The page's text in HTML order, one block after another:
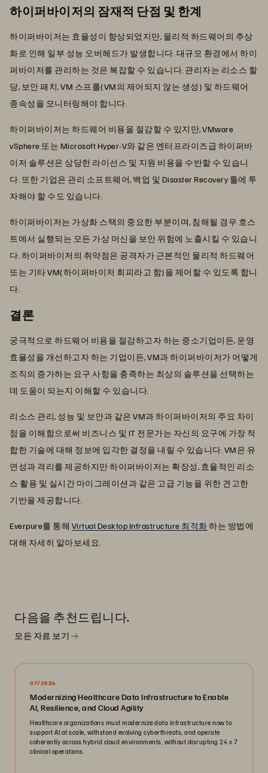
하이퍼바이저의 잠재적 단점 및 한계
하이퍼바이저는 효율성이 향상되었지만, 물리적 하드웨어의 추상
화로 인해 일부 성능 오버헤드가 발생합니다. 대규모 환경에서 하이
퍼바이저를 관리하는 것은 복잡할 수 있습니다. 관리자는 리소스 할
당, 보안 패치, VM 스프롤(VM의 제어되지 않는 생성) 및 하드웨어
종속성을 모니터링해야 합니다.
하이퍼바이저는 하드웨어 비용을 절감할 수 있지만, VMware
vSphere 또는 Microsoft Hyper-V와 같은 엔터프라이즈급 하이퍼바
이저 솔루션은 상당한 라이선스 및 지원 비용을 수반할 수 있습니
다. 또한 기업은 관리 소프트웨어, 백업 및 Disaster Recovery 툴에 투
자해야 할 수도 있습니다.
하이퍼바이저는 가상화 스택의 중요한 부분이며, 침해될 경우 호스
트에서 실행되는 모든 가상 머신을 보안 위험에 노출시킬 수 있습니
다. 하이퍼바이저의 취약점은 공격자가 근본적인 물리적 하드웨어
또는 기타 VM(하이퍼바이저 회피라고 함)을 제어할 수 있도록 합니
다.
결론
궁극적으로 하드웨어 비용을 절감하고자 하는 중소기업이든, 운영
효율성을 개선하고자 하는 기업이든, VM과 하이퍼바이저가 어떻게
조직의 증가하는 요구 사항을 충족하는 최상의 솔루션을 선택하는
데 도움이 되는지 이해할 수 있습니다.
리소스 관리, 성능 및 보안과 같은 VM과 하이퍼바이저의 주요 차이
점을 이해함으로써 비즈니스 및 IT 전문가는 자신의 요구에 가장 적
합한 기술에 대해 정보에 입각한 결정을 내릴 수 있습니다. VM은 유
연성과 격리를 제공하지만 하이퍼바이저는 확장성, 효율적인 리소
스 활용 및 실시간 마이그레이션과 같은 고급 기능을 위한 견고한
기반을 제공합니다.
Everpure를 통해 Virtual Desktop Infrastructure 최적화하는 방법에
대해 자세히 알아보세요.
다음을 추천드립니다.
모든 자료 보기
07/2026
Modernizing Healthcare Data Infrastructure to Enable
AI, Resilience, and Cloud Agility
Healthcare organizations must modernize data infrastructure now to
support AI at scale, withstand evolving cyberthreats, and operate
coherently across hybrid cloud environments, without disrupting 24 x 7
clinical operations.